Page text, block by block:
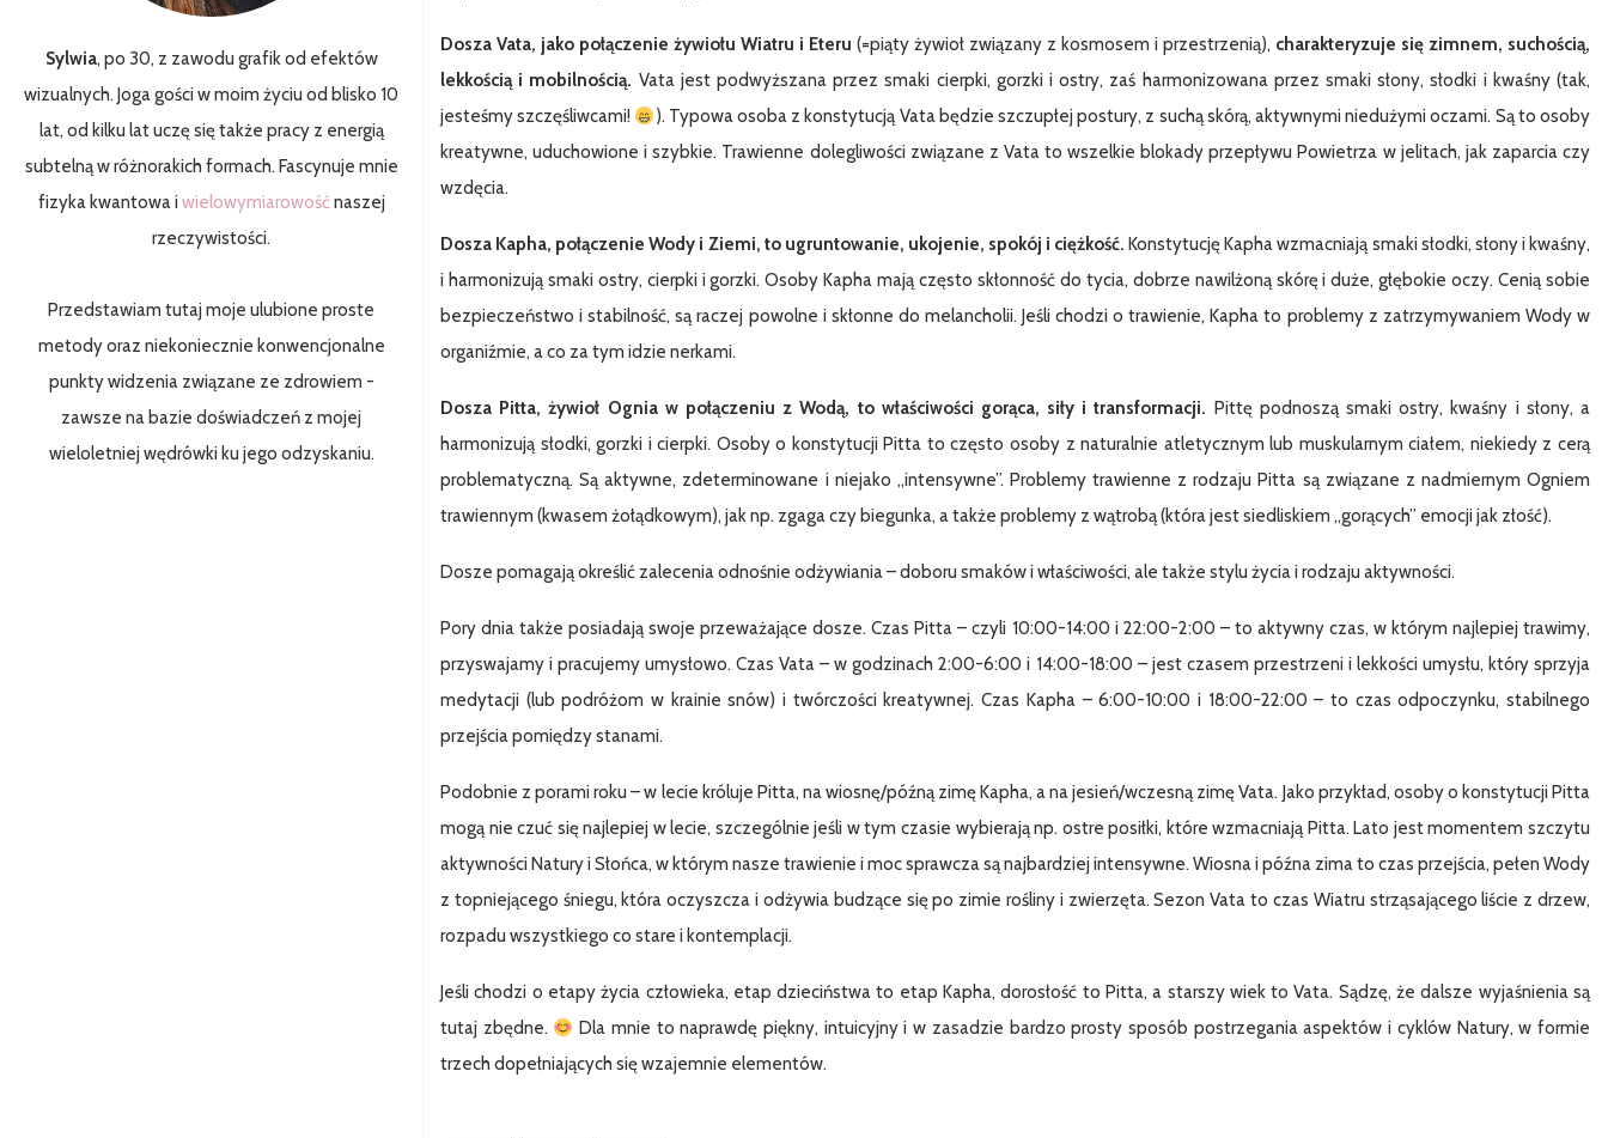
Sylwia, po 30, z zawodu grafik od efektów
wizualnych. Joga gości w moim życiu od blisko 10
lat, od kilku lat uczę się także pracy z energią
subtelną w różnorakich formach. Fascynuje mnie
fizyka kwantowa i wielowymiarowośćnaszej
rzeczywistości.
Przedstawiam tutaj moje ulubione proste
metody oraz niekoniecznie konwencjonalne
punkty widzenia związane ze zdrowiem -
zawsze na bazie doświadczeń z mojej
wieloletniej wędrówki ku jego odzyskaniu.
Dosza Vata, jako połączenie żywiołu Wiatru i Eteru (=piąty żywioł związany z kosmosem i przestrzenią), charakteryzuje się zimnem, suchością,
lekkością i mobilnością. Vata jest podwyższana przez smaki cierpki, gorzki i ostry, zaś harmonizowana przez smaki słony, słodki i kwaśny (tak,
jesteśmy szczęśliwcami!
). Typowa osoba z konstytucją Vata będzie szczupłej postury, z suchą skórą, aktywnymi niedużymi oczami. Są to osoby
kreatywne, uduchowione i szybkie. Trawienne dolegliwości związane z Vata to wszelkie blokady przepływu Powietrza w jelitach, jak zaparcia czy
wzdęcia.
Dosza Kapha, połączenie Wody i Ziemi, to ugruntowanie, ukojenie, spokój i ciężkość.Konstytucję Kapha wzmacniają smaki słodki, słony i kwaśny,
i harmonizują smaki ostry, cierpki i gorzki. Osoby Kapha mają często skłonność do tycia, dobrze nawilżoną skórę i duże, głębokie oczy. Cenią sobie
bezpieczeństwo i stabilność, są raczej powolne i skłonne do melancholii. Jeśli chodzi o trawienie, Kapha to problemy z zatrzymywaniem Wody w
organiźmie, a co za tym idzie nerkami.
Dosza Pitta, żywioł Ognia w połączeniu z Wodą, to właściwości gorąca, siły i transformacji. Pittę podnoszą smaki ostry, kwaśny i słony, a
harmonizują słodki, gorzki i cierpki. Osoby o konstytucji Pitta to często osoby z naturalnie atletycznym lub muskularnym ciałem, niekiedy z cerą
problematyczną. Są aktywne, zdeterminowane i niejako „intensywne”. Problemy trawienne z rodzaju Pitta są związane z nadmiernym Ogniem
trawiennym (kwasem żołądkowym), jak np. zgaga czy biegunka, a także problemy z wątrobą (która jest siedliskiem „gorących” emocji jak złość).
Dosze pomagają określić zalecenia odnośnie odżywiania – doboru smaków i właściwości, ale także stylu życia i rodzaju aktywności.
Pory dnia także posiadają swoje przeważające dosze. Czas Pitta – czyli 10:00-14:00 i 22:00-2:00 – to aktywny czas, w którym najlepiej trawimy,
przyswajamy i pracujemy umysłowo. Czas Vata – w godzinach 2:00-6:00 i 14:00-18:00 – jest czasem przestrzeni i lekkości umysłu, który sprzyja
medytacji (lub podróżom w krainie snów) i twórczości kreatywnej. Czas Kapha – 6:00-10:00 i 18:00-22:00 – to czas odpoczynku, stabilnego
przejścia pomiędzy stanami.
Podobnie z porami roku – w lecie króluje Pitta, na wiosnę/późną zimę Kapha, a na jesień/wczesną zimę Vata. Jako przykład, osoby o konstytucji Pitta
mogą nie czuć się najlepiej w lecie, szczególnie jeśli w tym czasie wybierają np. ostre posiłki, które wzmacniają Pitta. Lato jest momentem szczytu
aktywności Natury i Słońca, w którym nasze trawienie i moc sprawcza są najbardziej intensywne. Wiosna i późna zima to czas przejścia, pełen Wody
z topniejącego śniegu, która oczyszcza i odżywia budzące się po zimie rośliny i zwierzęta. Sezon Vata to czas Wiatru strząsającego liście z drzew,
rozpadu wszystkiego co stare i kontemplacji.
Jeśli chodzi o etapy życia człowieka, etap dzieciństwa to etap Kapha, dorosłość to Pitta, a starszy wiek to Vata. Sądzę, że dalsze wyjaśnienia są
tutaj zbędne.
Dla mnie to naprawdę piękny, intuicyjny i w zasadzie bardzo prosty sposób postrzegania aspektów i cyklów Natury, w formie
trzech dopełniających się wzajemnie elementów.